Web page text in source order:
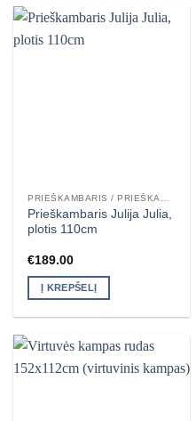
Prieškambaris Julija Julia,
plotis 110cm
€189.00
Į KREPŠELĮ